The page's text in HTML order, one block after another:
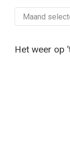
Het weer op